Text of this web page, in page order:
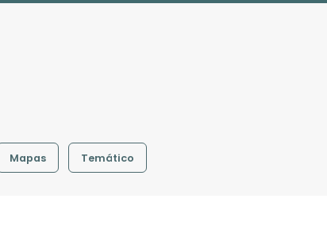
Mapas Temático